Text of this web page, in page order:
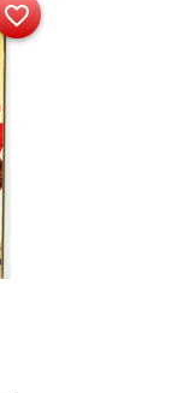
favorite_border